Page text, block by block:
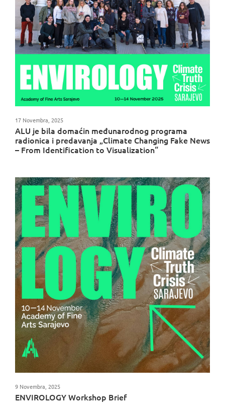
ALU je bila domaćin međunarodnog programa
radionica i predavanja „Climate Changing Fake News
– From Identification to Visualization“
17 Novembra, 2025
ENVIROLOGY Workshop Brief
9 Novembra, 2025